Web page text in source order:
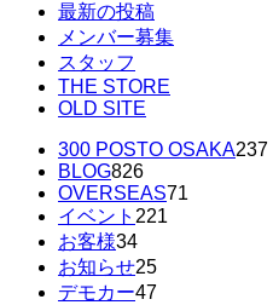
最新の投稿
メンバー募集
スタッフ
THE STORE
OLD SITE
300 POSTO OSAKA237
BLOG826
OVERSEAS71
イベント 221
お客様34
お知らせ25
デモカー47